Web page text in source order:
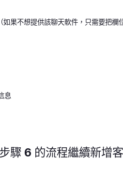
果不想提供該聊天軟件，只需要把欄
息
驟 6 的流程繼續新增